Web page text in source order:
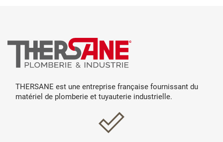
THERSANE est une entreprise française fournissant du
matériel de plomberie et tuyauterie industrielle.